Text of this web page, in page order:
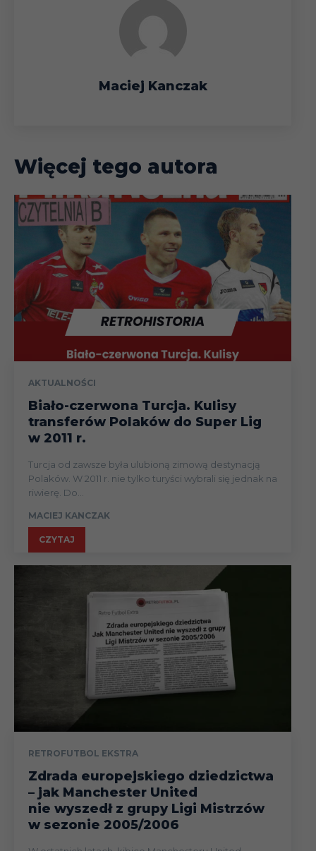
Maciej Kanczak
Więcej tego autora
AKTUALNOŚCI
Biało-czerwona Turcja. Kulisy
transferów Polaków do Super Lig
w 2011 r.
Turcja od zawsze była ulubioną zimową destynacją
Polaków. W 2011 r. nie tylko turyści wybrali się jednak na
riwierę. Do...
MACIEJ KANCZAK
CZYTAJ
RETROFUTBOL EKSTRA
Zdrada europejskiego dziedzictwa
– jak Manchester United
nie wyszedł z grupy Ligi Mistrzów
w sezonie 2005/2006